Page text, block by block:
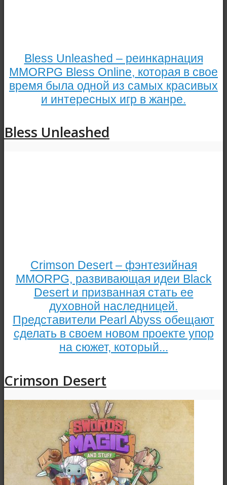
Bless Unleashed – реинкарнация
MMORPG Bless Online, которая в свое
время была одной из самых красивых
и интересных игр в жанре.
Bless Unleashed
Crimson Desert – фэнтезийная
MMORPG, развивающая идеи Black
Desert и призванная стать ее
духовной наследницей.
Представители Pearl Abyss обещают
сделать в своем новом проекте упор
на сюжет, который...
Crimson Desert